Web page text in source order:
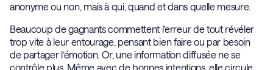
anonyme ou non, mais à qui, quand et dans quelle mesure.
Beaucoup de gagnants commettent l’erreur de tout révéler
trop vite à leur entourage, pensant bien faire ou par besoin
de partager l’émotion. Or, une information diffusée ne se
contrôle plus. Même avec de bonnes intentions, elle circule.